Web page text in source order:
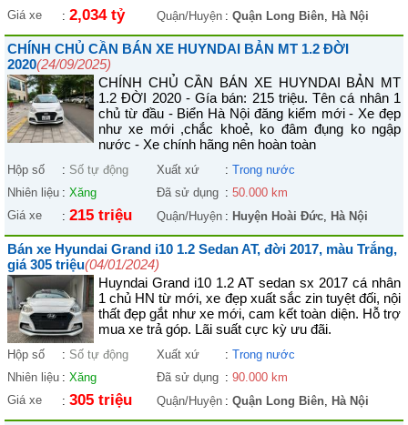
Giá xe
: 2,034 tỷ Quận/Huyện : Quận Long Biên, Hà Nội
CHÍNH CHỦ CẦN BÁN XE HUYNDAI BẢN MT 1.2 ĐỜI
2020(24/09/2025)
CHÍNH CHỦ CẦN BÁN XE HUYNDAI BẢN MT
1.2 ĐỜI 2020 - Gía bán: 215 triệu. Tên cá nhân 1
chủ từ đầu - Biển Hà Nội đăng kiểm mới - Xe đẹp
như xe mới ,chắc khoẻ, ko đâm đụng ko ngập
nước - Xe chính hãng nên hoàn toàn
Hộp số : Số tự động Xuất xứ : Trong nước
Nhiên liệu : Xăng Đã sử dụng : 50.000 km
Giá xe
: 215 triệu Quận/Huyện : Huyện Hoài Đức, Hà Nội
Bán xe Hyundai Grand i10 1.2 Sedan AT, đời 2017, màu Trắng,
giá 305 triệu(04/01/2024)
Huyndai Grand i10 1.2 AT sedan sx 2017 cá nhân
1 chủ HN từ mới, xe đẹp xuất sắc zin tuyệt đối, nội
thất đẹp gắt như xe mới, cam kết toàn diện. Hỗ trợ
mua xe trả góp. Lãi suất cực kỳ ưu đãi.
Hộp số : Số tự động Xuất xứ : Trong nước
Nhiên liệu : Xăng Đã sử dụng : 90.000 km
Giá xe
: 305 triệu Quận/Huyện : Quận Long Biên, Hà Nội